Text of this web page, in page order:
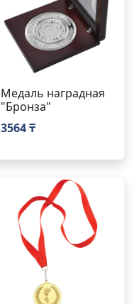
Медаль наградная
"Бронза"
3564 ₸